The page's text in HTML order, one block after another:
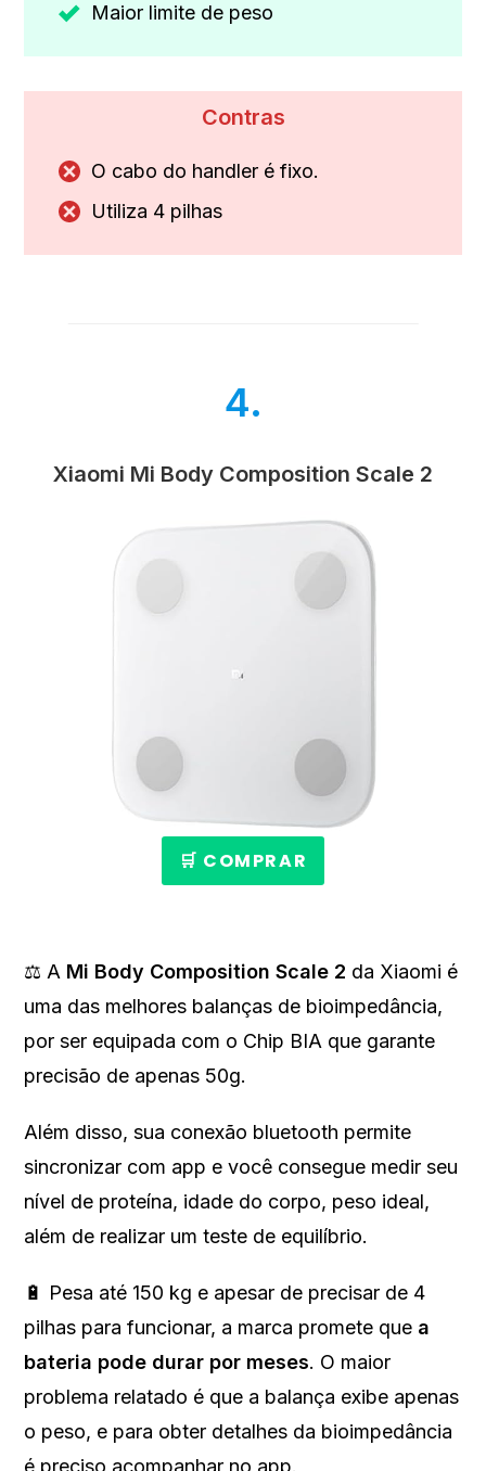
Maior limite de peso
Contras
O cabo do handler é fixo.
Utiliza 4 pilhas
4.
Xiaomi Mi Body Composition Scale 2
🛒 COMPRAR
⚖️ A Mi Body Composition Scale 2 da Xiaomi é
uma das melhores balanças de bioimpedância,
por ser equipada com o Chip BIA que garante
precisão de apenas 50g.
Além disso, sua conexão bluetooth permite
sincronizar com app e você consegue medir seu
nível de proteína, idade do corpo, peso ideal,
além de realizar um teste de equilíbrio.
🔋 Pesa até 150 kg e apesar de precisar de 4
pilhas para funcionar, a marca promete que a
bateria pode durar por meses. O maior
problema relatado é que a balança exibe apenas
o peso, e para obter detalhes da bioimpedância